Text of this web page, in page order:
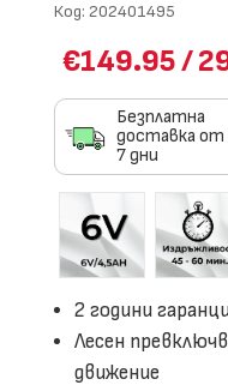
Код: 202401495
€149.95/
Безплатна
доставка от
7 дни
2 години
Лесен
движение